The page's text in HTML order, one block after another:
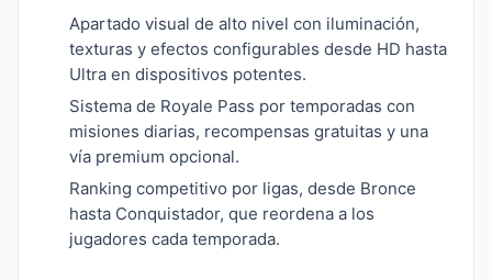
Apartado visual de alto nivel con iluminación,
texturas y efectos configurables desde HD hasta
Ultra en dispositivos potentes.
Sistema de Royale Pass por temporadas con
misiones diarias, recompensas gratuitas y una
vía premium opcional.
Ranking competitivo por ligas, desde Bronce
hasta Conquistador, que reordena a los
jugadores cada temporada.